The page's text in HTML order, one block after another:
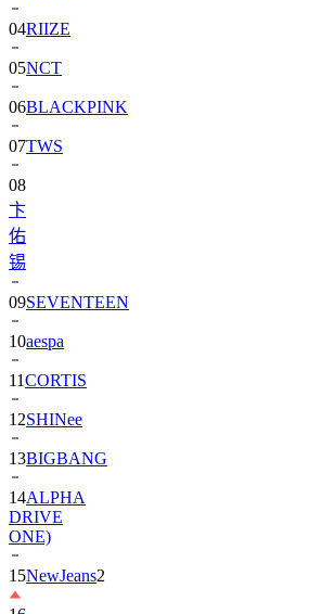
05NCT
06BLACKPINK
07TWS
08
卞
佑
锡
09
10aespa
11CORTIS
12SHINee
13BIGBANG
14ALPHA
DRIVE
ONE)
15NewJeans
16
朴